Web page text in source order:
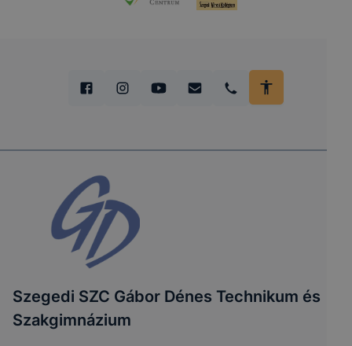
Szegedi SZC Gábor Dénes Technikum és
Szakgimnázium